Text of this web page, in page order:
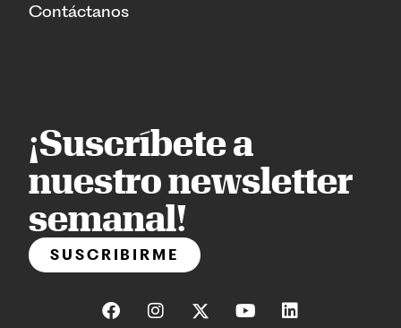
Contáctanos
¡Suscríbete a
nuestro newsletter
semanal!
SUSCRIBIRME